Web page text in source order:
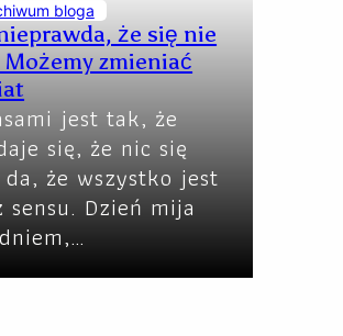
bloga
że się nie
Możemy zmieniać
jest tak, że
się, że nic się
że wszystko jest
sensu. Dzień mija